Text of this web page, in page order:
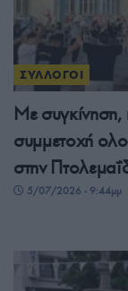
ΣΥΛΛΟΓΟΙ
Με
συμμετοχή
στην
5/07/2026 - 9:44μμ